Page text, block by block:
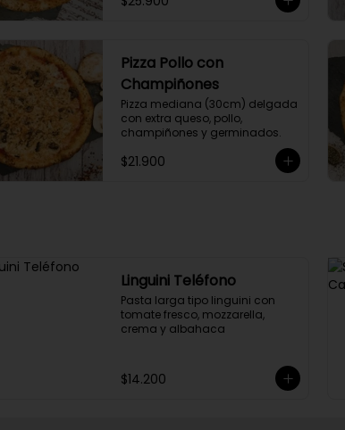
Pizza Pollo con
Champiñones
Pizza mediana (30cm) delgada
con extra queso, pollo,
champiñones y germinados.
$21.900
Linguini Teléfono
Pasta larga tipo linguini con
tomate fresco, mozzarella,
crema y albahaca
$14.200